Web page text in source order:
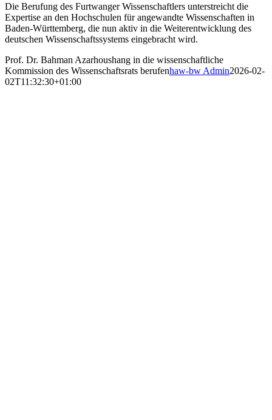
Die Berufung des Furtwanger Wissenschaftlers unterstreicht die
Expertise an den Hochschulen für angewandte Wissenschaften in
Baden-Württemberg, die nun aktiv in die Weiterentwicklung des
deutschen Wissenschaftssystems eingebracht wird.
Prof. Dr. Bahman Azarhoushang in die wissenschaftliche
Kommission des Wissenschaftsrats berufenhaw-bw Admin2026-02-
02T11:32:30+01:00